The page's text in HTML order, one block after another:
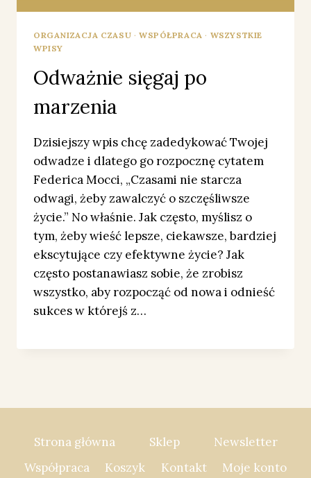
ORGANIZACJA CZASU · WSPÓŁPRACA · WSZYSTKIE
WPISY
Odważnie sięgaj po
marzenia
Dzisiejszy wpis chcę zadedykować Twojej
odwadze i dlatego go rozpocznę cytatem
Federica Mocci, „Czasami nie starcza
odwagi, żeby zawalczyć o szczęśliwsze
życie.” No właśnie. Jak często, myślisz o
tym, żeby wieść lepsze, ciekawsze, bardziej
ekscytujące czy efektywne życie? Jak
często postanawiasz sobie, że zrobisz
wszystko, aby rozpocząć od nowa i odnieść
sukces w którejś z…
Strona główna Sklep
Newsletter
Współpraca
Koszyk Kontakt Moje konto